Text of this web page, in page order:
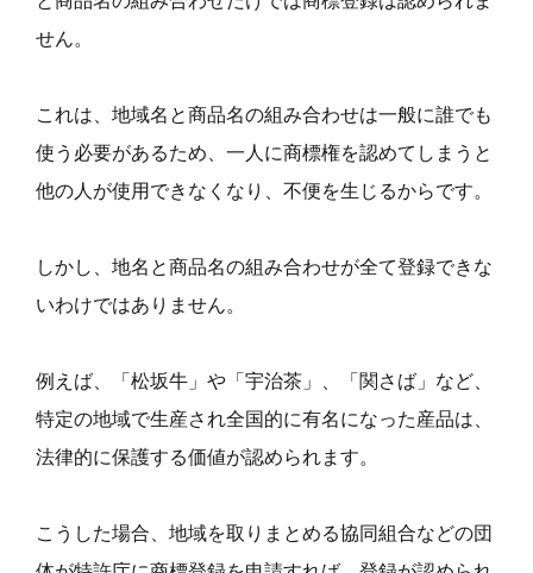
せん。
これは、地域名と商品名の組み合わせは一般に誰でも
使う必要があるため、一人に商標権を認めてしまうと
他の人が使用できなくなり、不便を生じるからです。
しかし、地名と商品名の組み合わせが全て登録できな
いわけではありません。
例えば、「松坂牛」や「宇治茶」、「関さば」など、
特定の地域で生産され全国的に有名になった産品は、
法律的に保護する価値が認められます。
こうした場合、地域を取りまとめる協同組合などの団